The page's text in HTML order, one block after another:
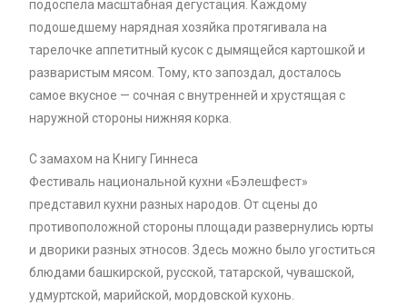
подоспела масштабная дегустация. Каждому
подошедшему нарядная хозяйка протягивала на
тарелочке аппетитный кусок с дымящейся картошкой и
разваристым мясом. Тому, кто запоздал, досталось
самое вкусное — сочная с внутренней и хрустящая с
наружной стороны нижняя корка.
С замахом на Книгу Гиннеса
Фестиваль национальной кухни «Бэлешфест»
представил кухни разных народов. От сцены до
противоположной стороны площади развернулись юрты
и дворики разных этносов. Здесь можно было угоститься
блюдами башкирской, русской, татарской, чувашской,
удмуртской, марийской, мордовской кухонь.